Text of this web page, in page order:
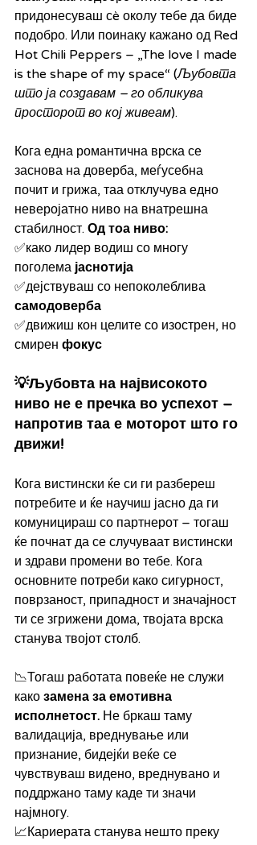
придонесуваш сè околу тебе да биде
подобро. Или поинаку кажано од Red
Hot Chili Peppers – „The love I made
is the shape of my space“ (Љубовта
што ја создавам – го обликува
просторот во кој живеам).
Кога една романтична врска се
заснова на доверба, меѓусебна
почит и грижа, таа отклучува едно
неверојатно ниво на внатрешна
стабилност. Од тоа ниво:
✅како лидер водиш со многу
поголема јаснотија
✅дејствуваш со непоколеблива
самодоверба
✅движиш кон целите со изострен, но
смирен фокус
💡Љубовта на највисокото
ниво не е пречка во успехот –
напротив таа е моторот што го
движи!
Кога вистински ќе си ги разбереш
потребите и ќе научиш јасно да ги
комуницираш со партнерот – тогаш
ќе почнат да се случуваат вистински
и здрави промени во тебе. Кога
основните потреби како сигурност,
поврзаност, припадност и значајност
ти се згрижени дома, твојата врска
станува твојот столб.
📉Тогаш работата повеќе не служи
како замена за емотивна
исполнетост. Не бркаш таму
валидација, вреднување или
признание, бидејќи веќе се
чувствуваш видено, вреднувано и
поддржано таму каде ти значи
најмногу.
📈Кариерата станува нешто преку